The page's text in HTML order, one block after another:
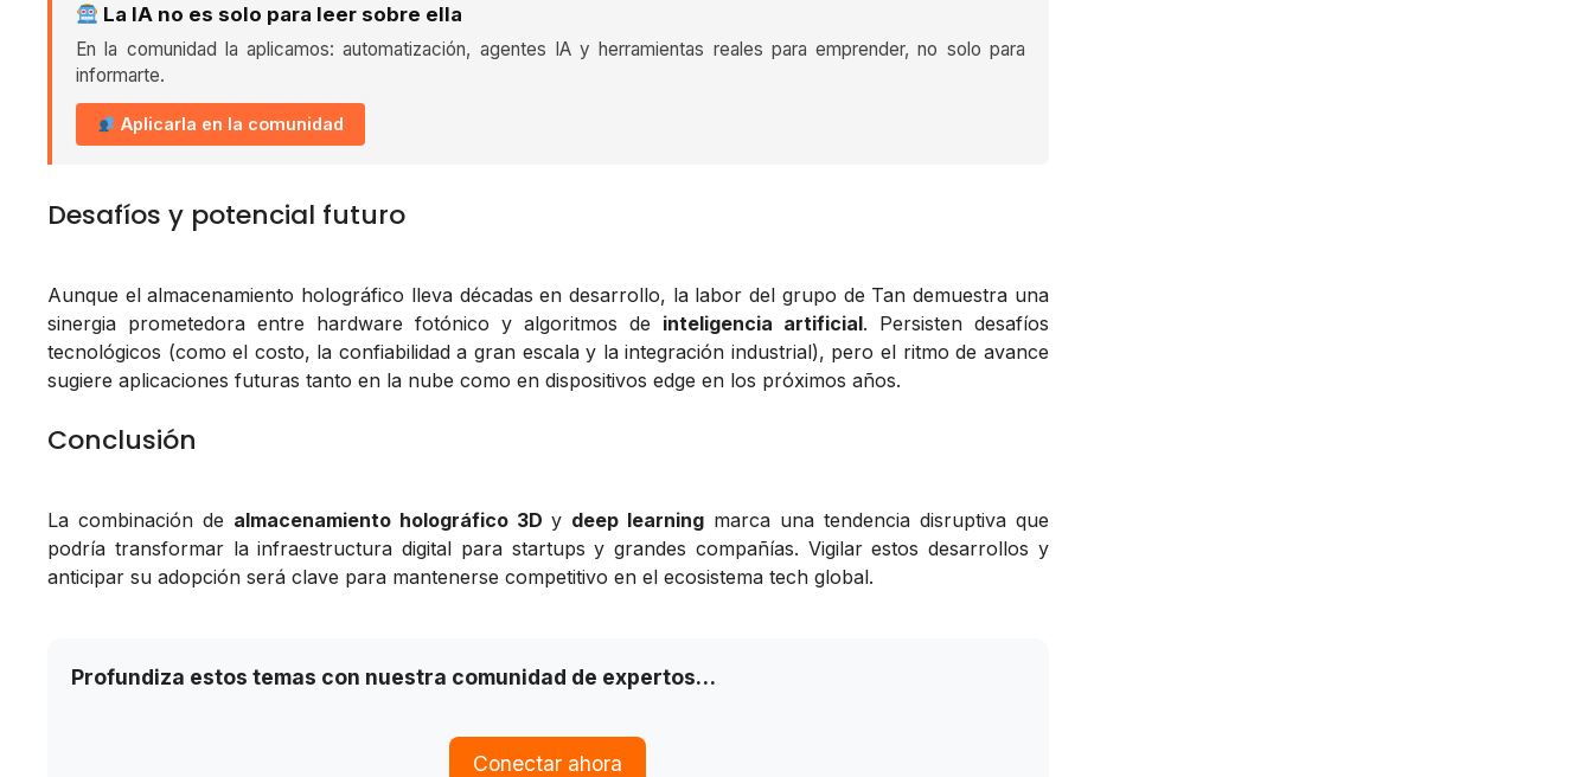
La IA no es solo para leer sobre ella
En la comunidad la aplicamos: automatización, agentes IA y herramientas reales para emprender, no solo para
informarte.
Aplicarla en la comunidad
Desafíos y potencial futuro
Aunque el almacenamiento holográfico lleva décadas en desarrollo, la labor del grupo de Tan demuestra una
sinergia prometedora entre hardware fotónico y algoritmos de inteligencia artificial. Persisten desafíos
tecnológicos (como el costo, la confiabilidad a gran escala y la integración industrial), pero el ritmo de avance
sugiere aplicaciones futuras tanto en la nube como en dispositivos edge en los próximos años.
Conclusión
La combinación de almacenamiento holográfico 3D y deep learning marca una tendencia disruptiva que
podría transformar la infraestructura digital para startups y grandes compañías. Vigilar estos desarrollos y
anticipar su adopción será clave para mantenerse competitivo en el ecosistema tech global.
Profundiza estos temas con nuestra comunidad de expertos…
Conectar ahora